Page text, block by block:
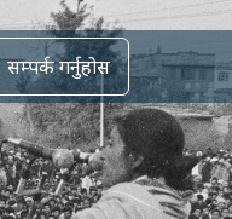
सम्पर्क गर्नुहोस